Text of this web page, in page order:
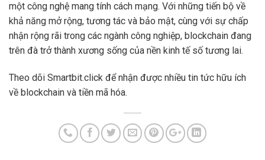
một công nghệ mang tính cách mạng. Với những tiến bộ về
khả năng mở rộng, tương tác và bảo mật, cùng với sự chấp
nhận rộng rãi trong các ngành công nghiệp, blockchain đang
trên đà trở thành xương sống của nền kinh tế số tương lai.
Theo dõi Smartbit.click để nhận được nhiều tin tức hữu ích
về blockchain và tiền mã hóa.